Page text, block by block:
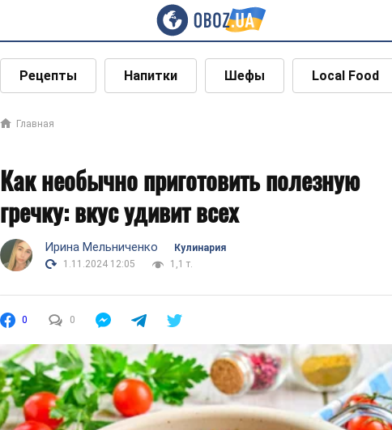
Рецепты Напитки Шефы Local Food
Главная
Как необычно приготовить полезную
гречку: вкус удивит всех
Ирина Мельниченко
Кулинария
1.11.2024 12:05
1,1 т.
0 0